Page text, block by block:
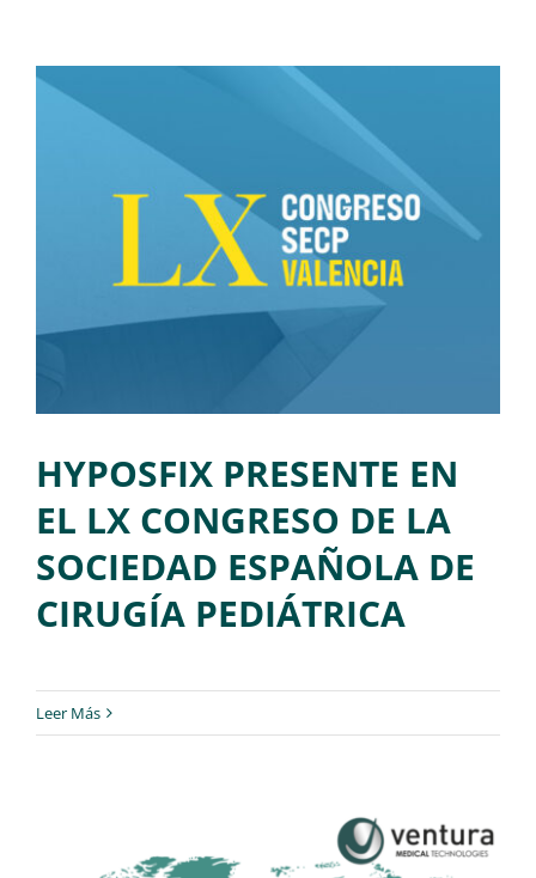
HYPOSFIX PRESENTE EN
EL LX CONGRESO DE LA
SOCIEDAD ESPAÑOLA DE
CIRUGÍA PEDIÁTRICA
Leer Más